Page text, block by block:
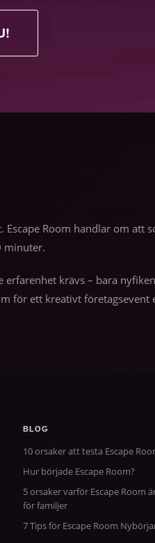
Room handlar om att
minuter.
krävs – bara
för ett kreativt
BLOG
10 orsaker att testa Escape
Hur började Escape Room?
5 orsaker varför Escape Room
för familjer
7 Tips för Escape Room